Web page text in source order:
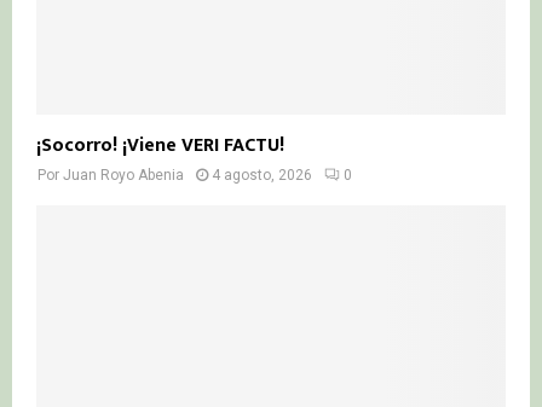
¡Socorro! ¡Viene VERI FACTU!
Por Juan Royo Abenia 4 agosto, 2026 0